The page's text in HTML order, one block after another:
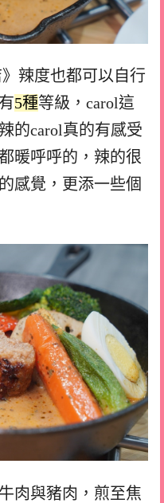
辣度也都可以自行
5種等級， carol這
的carol真的有感受
暖呼呼的，辣的很
感覺，更添一些個
肉與豬肉，煎至焦